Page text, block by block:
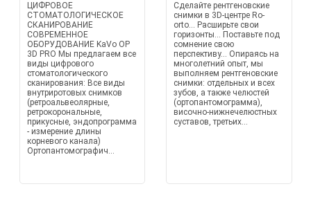
ЦИФРОВОЕ
СТОМАТОЛОГИЧЕСКОЕ
СКАНИРОВАНИЕ
СОВРЕМЕННОЕ
ОБОРУДОВАНИЕ KaVo OP
3D PRO Мы предлагаем все
виды цифрового
стоматологического
сканирования: Все виды
внутриротовых снимков
(ретроальвеолярные,
ретрокорональные,
прикусные, эндопрограмма
- измерение длины
корневого канала)
Ортопантомографич...
Сделайте рентгеновские
снимки в 3D-центре Ro-
orto... Расширьте свои
горизонты... Поставьте под
сомнение свою
перспективу... Опираясь на
многолетний опыт, мы
выполняем рентгеновские
снимки: отдельных и всех
зубов, а также челюстей
(ортопантомограмма),
височно-нижнечелюстных
суставов, третьих...